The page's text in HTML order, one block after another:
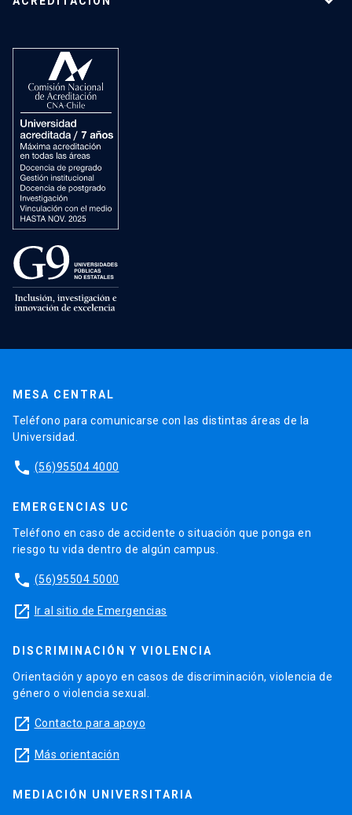
MESA CENTRAL
Teléfono para comunicarse con las distintas áreas de la
Universidad.
phone (56)95504 4000
EMERGENCIAS UC
Teléfono en caso de accidente o situación que ponga en
riesgo tu vida dentro de algún campus.
phone (56)95504 5000
launch Ir al sitio de Emergencias
DISCRIMINACIÓN Y VIOLENCIA
Orientación y apoyo en casos de discriminación, violencia de
género o violencia sexual.
launch Contacto para apoyo
launch Más orientación
MEDIACIÓN UNIVERSITARIA